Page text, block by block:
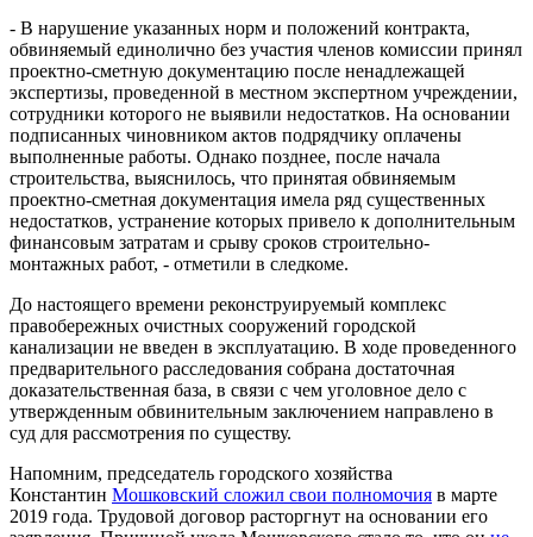
- В нарушение указанных норм и положений контракта,
обвиняемый единолично без участия членов комиссии принял
проектно-сметную документацию после ненадлежащей
экспертизы, проведенной в местном экспертном учреждении,
сотрудники которого не выявили недостатков. На основании
подписанных чиновником актов подрядчику оплачены
выполненные работы. Однако позднее, после начала
строительства, выяснилось, что принятая обвиняемым
проектно-сметная документация имела ряд существенных
недостатков, устранение которых привело к дополнительным
финансовым затратам и срыву сроков строительно-
монтажных работ, - отметили в следкоме.
До настоящего времени реконструируемый комплекс
правобережных очистных сооружений городской
канализации не введен в эксплуатацию. В ходе проведенного
предварительного расследования собрана достаточная
доказательственная база, в связи с чем уголовное дело с
утвержденным обвинительным заключением направлено в
суд для рассмотрения по существу.
Напомним, председатель городского хозяйства
Константин Мошковский сложил свои полномочия в марте
2019 года. Трудовой договор расторгнут на основании его